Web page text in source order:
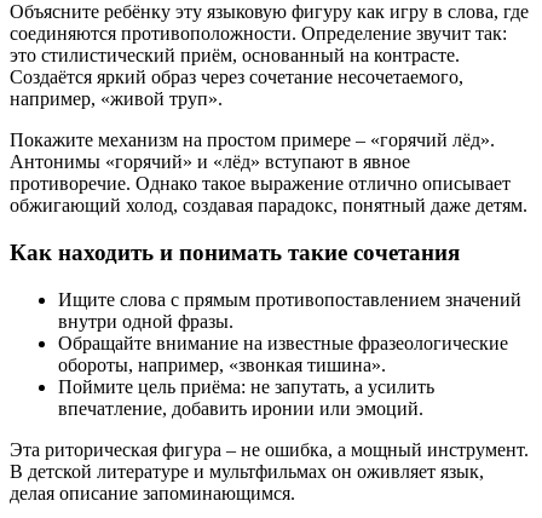
Объясните ребёнку эту языковую фигуру как игру в слова, где
соединяются противоположности. Определение звучит так:
это стилистический приём, основанный на контрасте.
Создаётся яркий образ через сочетание несочетаемого,
например, «живой труп».
Покажите механизм на простом примере – «горячий лёд».
Антонимы «горячий» и «лёд» вступают в явное
противоречие. Однако такое выражение отлично описывает
обжигающий холод, создавая парадокс, понятный даже детям.
Как находить и понимать такие сочетания
Ищите слова с прямым противопоставлением значений
внутри одной фразы.
Обращайте внимание на известные фразеологические
обороты, например, «звонкая тишина».
Поймите цель приёма: не запутать, а усилить
впечатление, добавить иронии или эмоций.
Эта риторическая фигура – не ошибка, а мощный инструмент.
В детской литературе и мультфильмах он оживляет язык,
делая описание запоминающимся.